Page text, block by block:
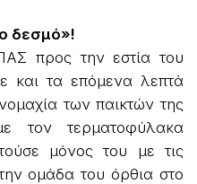
δεσμό»!
προς την εστία του
και τα επόμενα λεπτά
των παικτών της
τον τερματοφύλακα
μόνος του με τις
ομάδα του όρθια στο